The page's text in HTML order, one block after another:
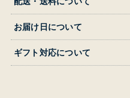
お届け日について
ギフト対応について